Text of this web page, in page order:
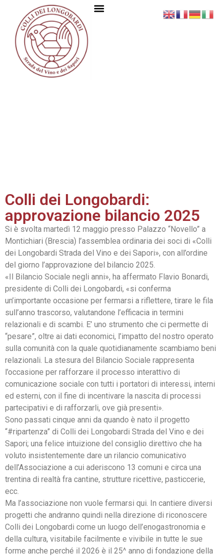
Colli dei Longobardi:
approvazione bilancio 2025
Si è svolta martedì 12 maggio presso Palazzo “Novello” a
Montichiari (Brescia) l’assemblea ordinaria dei soci di «Colli
dei Longobardi Strada del Vino e dei Sapori», con all’ordine
del giorno l’approvazione del bilancio 2025.
«Il Bilancio Sociale negli anni», ha affermato Flavio Bonardi,
presidente di Colli dei Longobardi, «si conferma
un’importante occasione per fermarsi a riflettere, tirare le fila
sull’anno trascorso, valutandone l’efficacia in termini
relazionali e di scambi. E’ uno strumento che ci permette di
“pesare”, oltre ai dati economici, l’impatto del nostro operato
sulla comunità con la quale quotidianamente scambiamo beni
relazionali. La stesura del Bilancio Sociale rappresenta
l’occasione per rafforzare il processo interattivo di
comunicazione sociale con tutti i portatori di interessi, interni
ed esterni, con il fine di incentivare la nascita di processi
partecipativi e di rafforzarli, ove già presenti».
Sono passati cinque anni da quando è nato il progetto
“#ripartenza” di Colli dei Longobardi Strada del Vino e dei
Sapori; una felice intuizione del consiglio direttivo che ha
voluto insistentemente dare un rilancio comunicativo
dell’Associazione a cui aderiscono 13 comuni e circa una
trentina di realtà fra cantine, strutture ricettive, pasticcerie,
ecc.
Ma l’associazione non vuole fermarsi qui. In cantiere diversi
progetti che andranno quindi nella direzione di riconoscere
Colli dei Longobardi come un luogo dell’enogastronomia e
della cultura, visitabile facilmente e vivibile in tutte le sue
forme anche perché il 2026 è il 25^ anno di fondazione della